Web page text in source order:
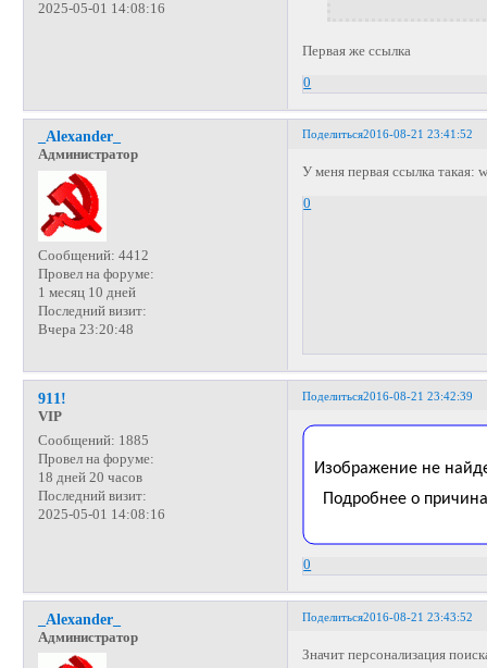
2025-05-01 14:08:16
Первая же ссылка
0
Поделиться2016-08-21 23:41:52
_Alexander_
Администратор
Сообщений: 4412
Провел на форуме:
1 месяц 10 дней
Последний визит:
Вчера 23:20:48
У меня первая ссылка
0
Поделиться2016-08-21 23:42:39
911!
VIP
Сообщений: 1885
Провел на форуме:
18 дней 20 часов
Последний визит:
2025-05-01 14:08:16
0
Поделиться2016-08-21 23:43:52
_Alexander_
Администратор
Значит персонализация